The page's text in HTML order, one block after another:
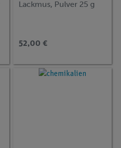
Lackmus, Pulver 25 g
52,00 €